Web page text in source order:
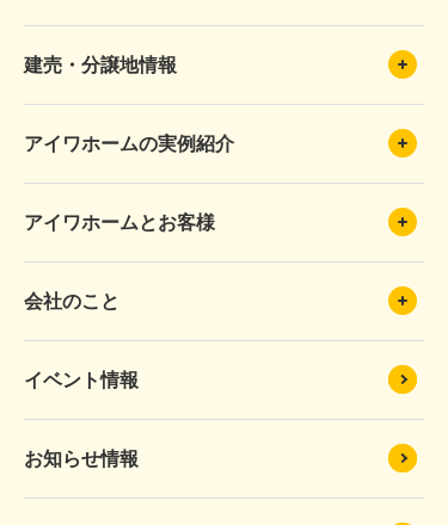
建売・分譲地情報
アイワホームの実例紹介
アイワホームとお客様
会社のこと
イベント情報
お知らせ情報